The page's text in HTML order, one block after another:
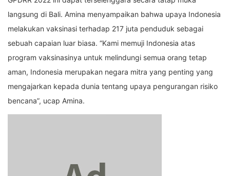
langsung di Bali. Amina menyampaikan bahwa upaya Indonesia
melakukan vaksinasi terhadap 217 juta penduduk sebagai
sebuah capaian luar biasa. “Kami memuji Indonesia atas
program vaksinasinya untuk melindungi semua orang tetap
aman, Indonesia merupakan negara mitra yang penting yang
mengajarkan kepada dunia tentang upaya pengurangan risiko
bencana”, ucap Amina.